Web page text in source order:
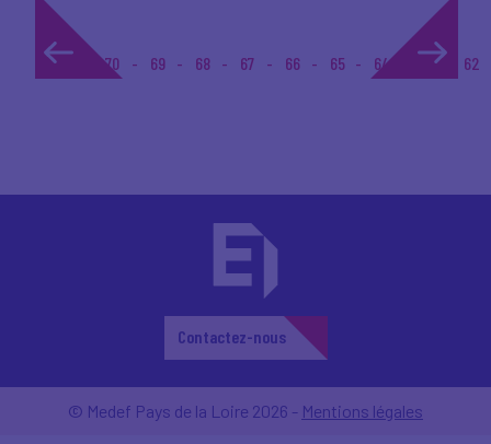
1... 70 69 68 67 66 65 64 63 62
Contactez-nous
© Medef Pays de la Loire 2026 - Mentions légales